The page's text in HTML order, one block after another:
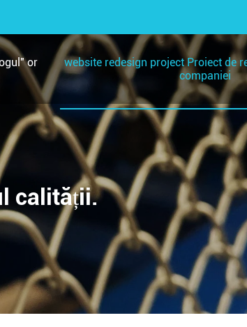
or
website redesign project Proiect de
companiei
calității.